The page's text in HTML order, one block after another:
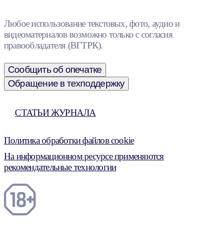
Любое использование текстовых, фото, аудио и
видеоматериалов возможно только с согласия
правообладателя (ВГТРК).
Сообщить об опечатке
Обращение в техподдержку
СТАТЬИ ЖУРНАЛА
Политика обработки файлов cookie
На информационном ресурсе применяются
рекомендательные технологии